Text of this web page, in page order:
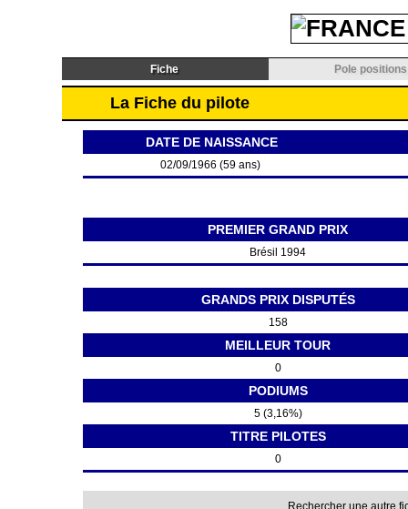
Fiche Pole positions
La Fiche du pilote
DATE DE NAISSANCE
02/09/1966 (59 ans)
PREMIER GRAND PRIX
Brésil 1994
GRANDS PRIX DISPUTÉS
158
MEILLEUR TOUR
0
PODIUMS
5 (3,16%)
TITRE PILOTES
0
Rechercher une autre